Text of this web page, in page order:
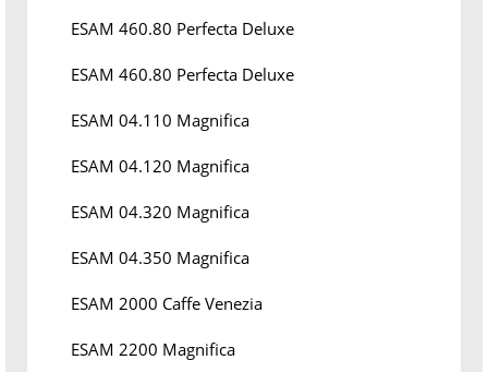
ESAM 460.80 Perfecta Deluxe
ESAM 460.80 Perfecta Deluxe
ESAM 04.110 Magnifica
ESAM 04.120 Magnifica
ESAM 04.320 Magnifica
ESAM 04.350 Magnifica
ESAM 2000 Caffe Venezia
ESAM 2200 Magnifica